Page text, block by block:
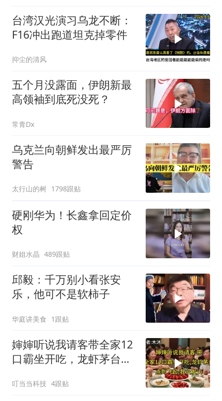
台湾汉光演习乌龙不断：
F16冲出跑道坦克掉零件
抑尘的清风
五个月没露面，伊朗新最
高领袖到底死没死？
常青Dx
乌克兰向朝鲜发出最严厉
警告
太行山的树 1798跟贴
硬刚华为！长鑫拿回定价
权
财姐水晶 489跟贴
邱毅：千万别小看张安
乐，他可不是软柿子
华庭讲美食 1跟贴
婶婶听说我请客带全家12
口霸坐开吃，龙虾茅台点
叮当当科技 4跟贴